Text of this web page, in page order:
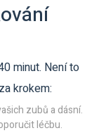
minut. Není to
krokem:
zubů a dásní.
léčbu.